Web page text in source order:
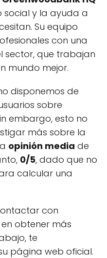
social y la ayuda a
Su equipo
con una
sector, que trabajan
mundo mejor.
disponemos de
sobre
embargo, esto no
más sobre la
opinión media de
0/5, dado que no
calcular una
con
obtener más
te
página web oficial.